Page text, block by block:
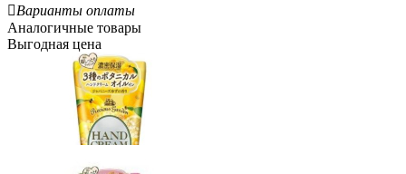
Варианты оплаты
Аналогичные товары
Выгодная цена